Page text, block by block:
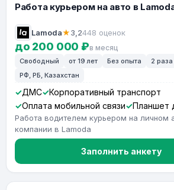
Работа курьером на авто в
Lamoda★3,2448 оценок
до 200 000 ₽в месяц
Свободный от 19 лет Без опыта
2
РФ, РБ, Казахстан
ДМС
Корпоративный транспорт
Оплата мобильной связи
Планшет
Работа водителем курьером на личном
компании в Lamoda
Заполнить анкету